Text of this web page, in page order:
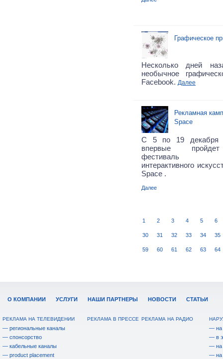
Графическое
Несколько дней
необычное
Facebook. Далее
Рекламная
Space
С 5 по 19 декабря
впервые
фестиваль
интерактивного
Space .
Далее
1 2 3 4 5 6
30 31 32 33 34 35
59 60 61 62 63 64
О КОМПАНИИ УСЛУГИ НАШИ ПАРТНЕРЫ НОВОСТИ СТАТЬИ
РЕКЛАМА НА ТЕЛЕВИДЕНИИ
— региональные каналы
— спонсорство
— кабельные каналы
— product placement
РЕКЛАМА В ПРЕССЕ РЕКЛАМА НА РАДИО
— на
— в
— на
— на